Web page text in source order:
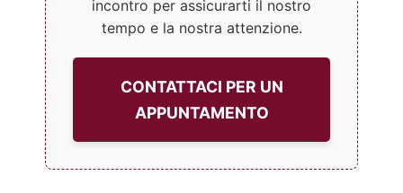
incontro per assicurarti il nostro
tempo e la nostra attenzione.
CONTATTACI PER UN
APPUNTAMENTO